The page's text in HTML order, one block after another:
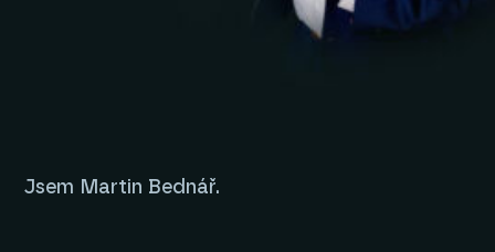
Jsem Martin Bednář.